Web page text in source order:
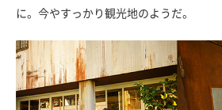
に。今やすっかり観光地のようだ。